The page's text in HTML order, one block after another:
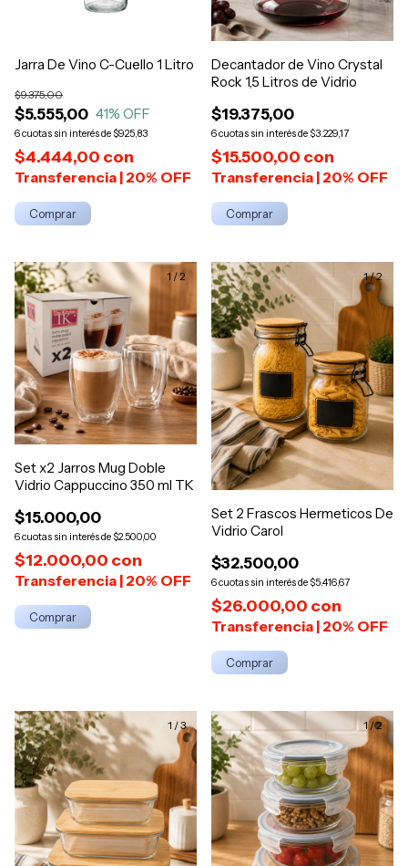
Jarra De Vino C-Cuello 1 Litro
$5.555,00
$9.375,00
41% OFF
6 $925,83
$4.444,00 con
Comprar
Decantador de Vino Crystal
Rock 1,5 Litros de Vidrio
$19.375,00
6 $3.229,17
$15.500,00 con
1 /2
Set x2 Jarros Mug Doble
Vidrio Cappuccino 350 ml TK
$15.000,00
6 $2.500,00
$12.000,00 con
1/2
Set 2 Frascos Hermeticos De
Vidrio Carol
$32.500,00
6 $5.416,67
$26.000,00 con
1 /3 1/2